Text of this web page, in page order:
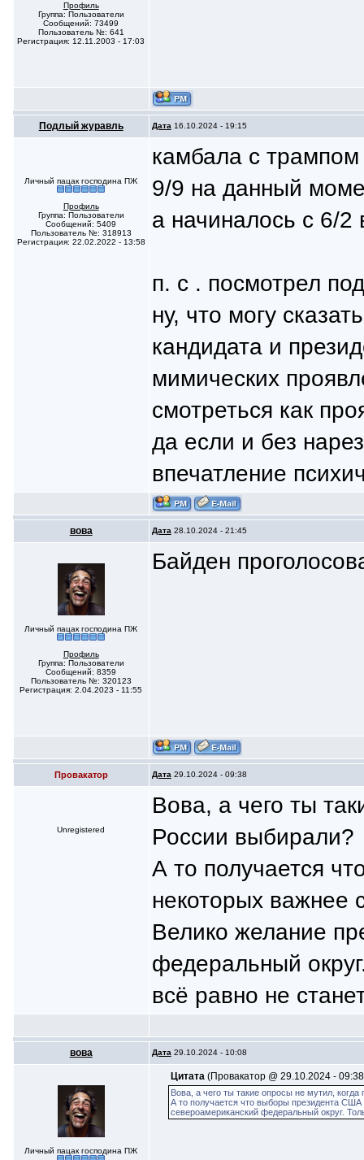
Профиль
Группа: Пользователи
Сообщений: 73499
Пользователь №: 641
Регистрация: 12.11.2003 - 17:03
Подлый журавль Дата 16.10.2024 - 19:15
Личный пацак господина ПЖ
Профиль
Группа: Пользователи
Сообщений: 5409
Пользователь №: 318913
Регистрация: 22.02.2022 - 13:58
камбала с
9/9 на данный
а начиналось с 6/2
п. с . посмотрел
ну, что могу
кандидата и
мимических
смотреться как
да если и без
впечатление
вoва Дата 28.10.2024 - 21:45
Личный пацак господина ПЖ
Профиль
Группа: Пользователи
Сообщений: 8359
Пользователь №: 320123
Регистрация: 2.04.2023 - 11:55
Байден
Провакатор Дата 29.10.2024 - 09:38
Unregistered
Вова, а чего ты
России выбирали?
А то получается
некоторых важнее
Велико желание
федеральный
всё равно не
вoва Дата 29.10.2024 - 10:08
Личный пацак господина ПЖ
Цитата (Провакатор @ 29.10.2024 -
Вова, а чего ты такие опросы не мутил,
А то получается что выборы президента
североамериканский федеральный округ.